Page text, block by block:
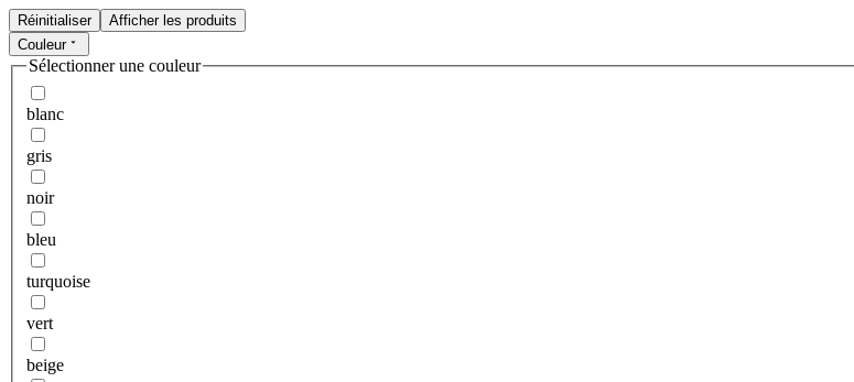
Réinitialiser
Afficher les produits
Couleur
Sélectionner une couleur
blanc
gris
noir
bleu
turquoise
vert
beige